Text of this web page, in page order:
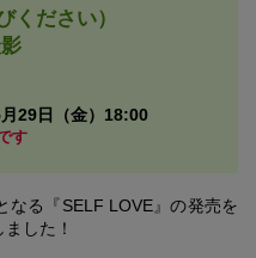
ください）
29日（金）18:00
す
なる『SELF LOVE』の発売を
した！